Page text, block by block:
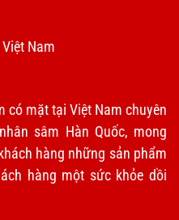
Nam
có mặt tại Việt Nam chuyên
sâm Hàn Quốc, mong
hàng những sản phẩm
hàng một sức khỏe dồi